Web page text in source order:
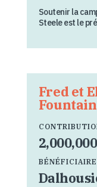
Soutenir la
Steele est le
Fred et
Fountain